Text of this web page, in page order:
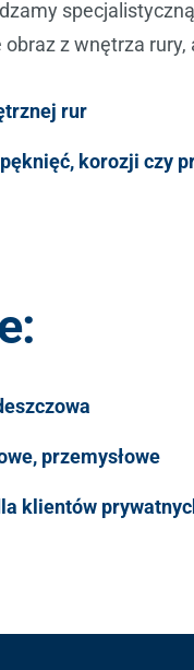
z wnętrza rury,
rur
korozji czy
przemysłowe
klientów